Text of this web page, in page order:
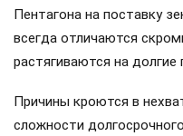
Пентагона на поставку
всегда отличаются
растягиваются на долгие
Причины кроются в
сложности